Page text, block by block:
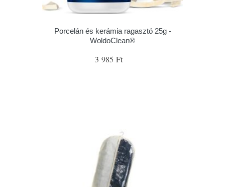
Porcelán és kerámia ragasztó 25g -
WoldoClean®
3 985 Ft